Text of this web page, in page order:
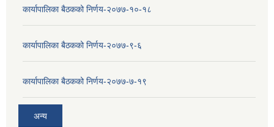
कार्यापालिका बैठकको निर्णय-२०७७-१०-१८
कार्यापालिका बैठकको निर्णय-२०७७-९-६
कार्यापालिका बैठकको निर्णय-२०७७-७-१९
अन्य